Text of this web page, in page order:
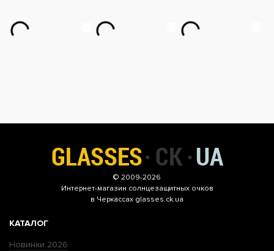
© 2009-2026
Интернет-магазин солнцезащитных очков
в Черкассах glasses.ck.ua
КАТАЛОГ
Новинки 2026